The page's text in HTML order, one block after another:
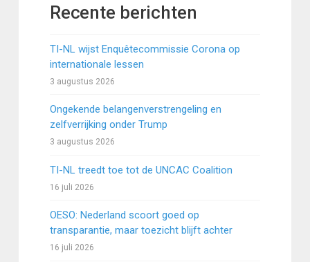
Recente berichten
TI-NL wijst Enquêtecommissie Corona op
internationale lessen
3 augustus 2026
Ongekende belangenverstrengeling en
zelfverrijking onder Trump
3 augustus 2026
TI-NL treedt toe tot de UNCAC Coalition
16 juli 2026
OESO: Nederland scoort goed op
transparantie, maar toezicht blijft achter
16 juli 2026